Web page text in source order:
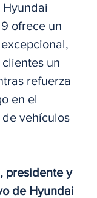
Hyundai
ofrece un
un
refuerza
en el
vehículos
presidente y
de Hyundai